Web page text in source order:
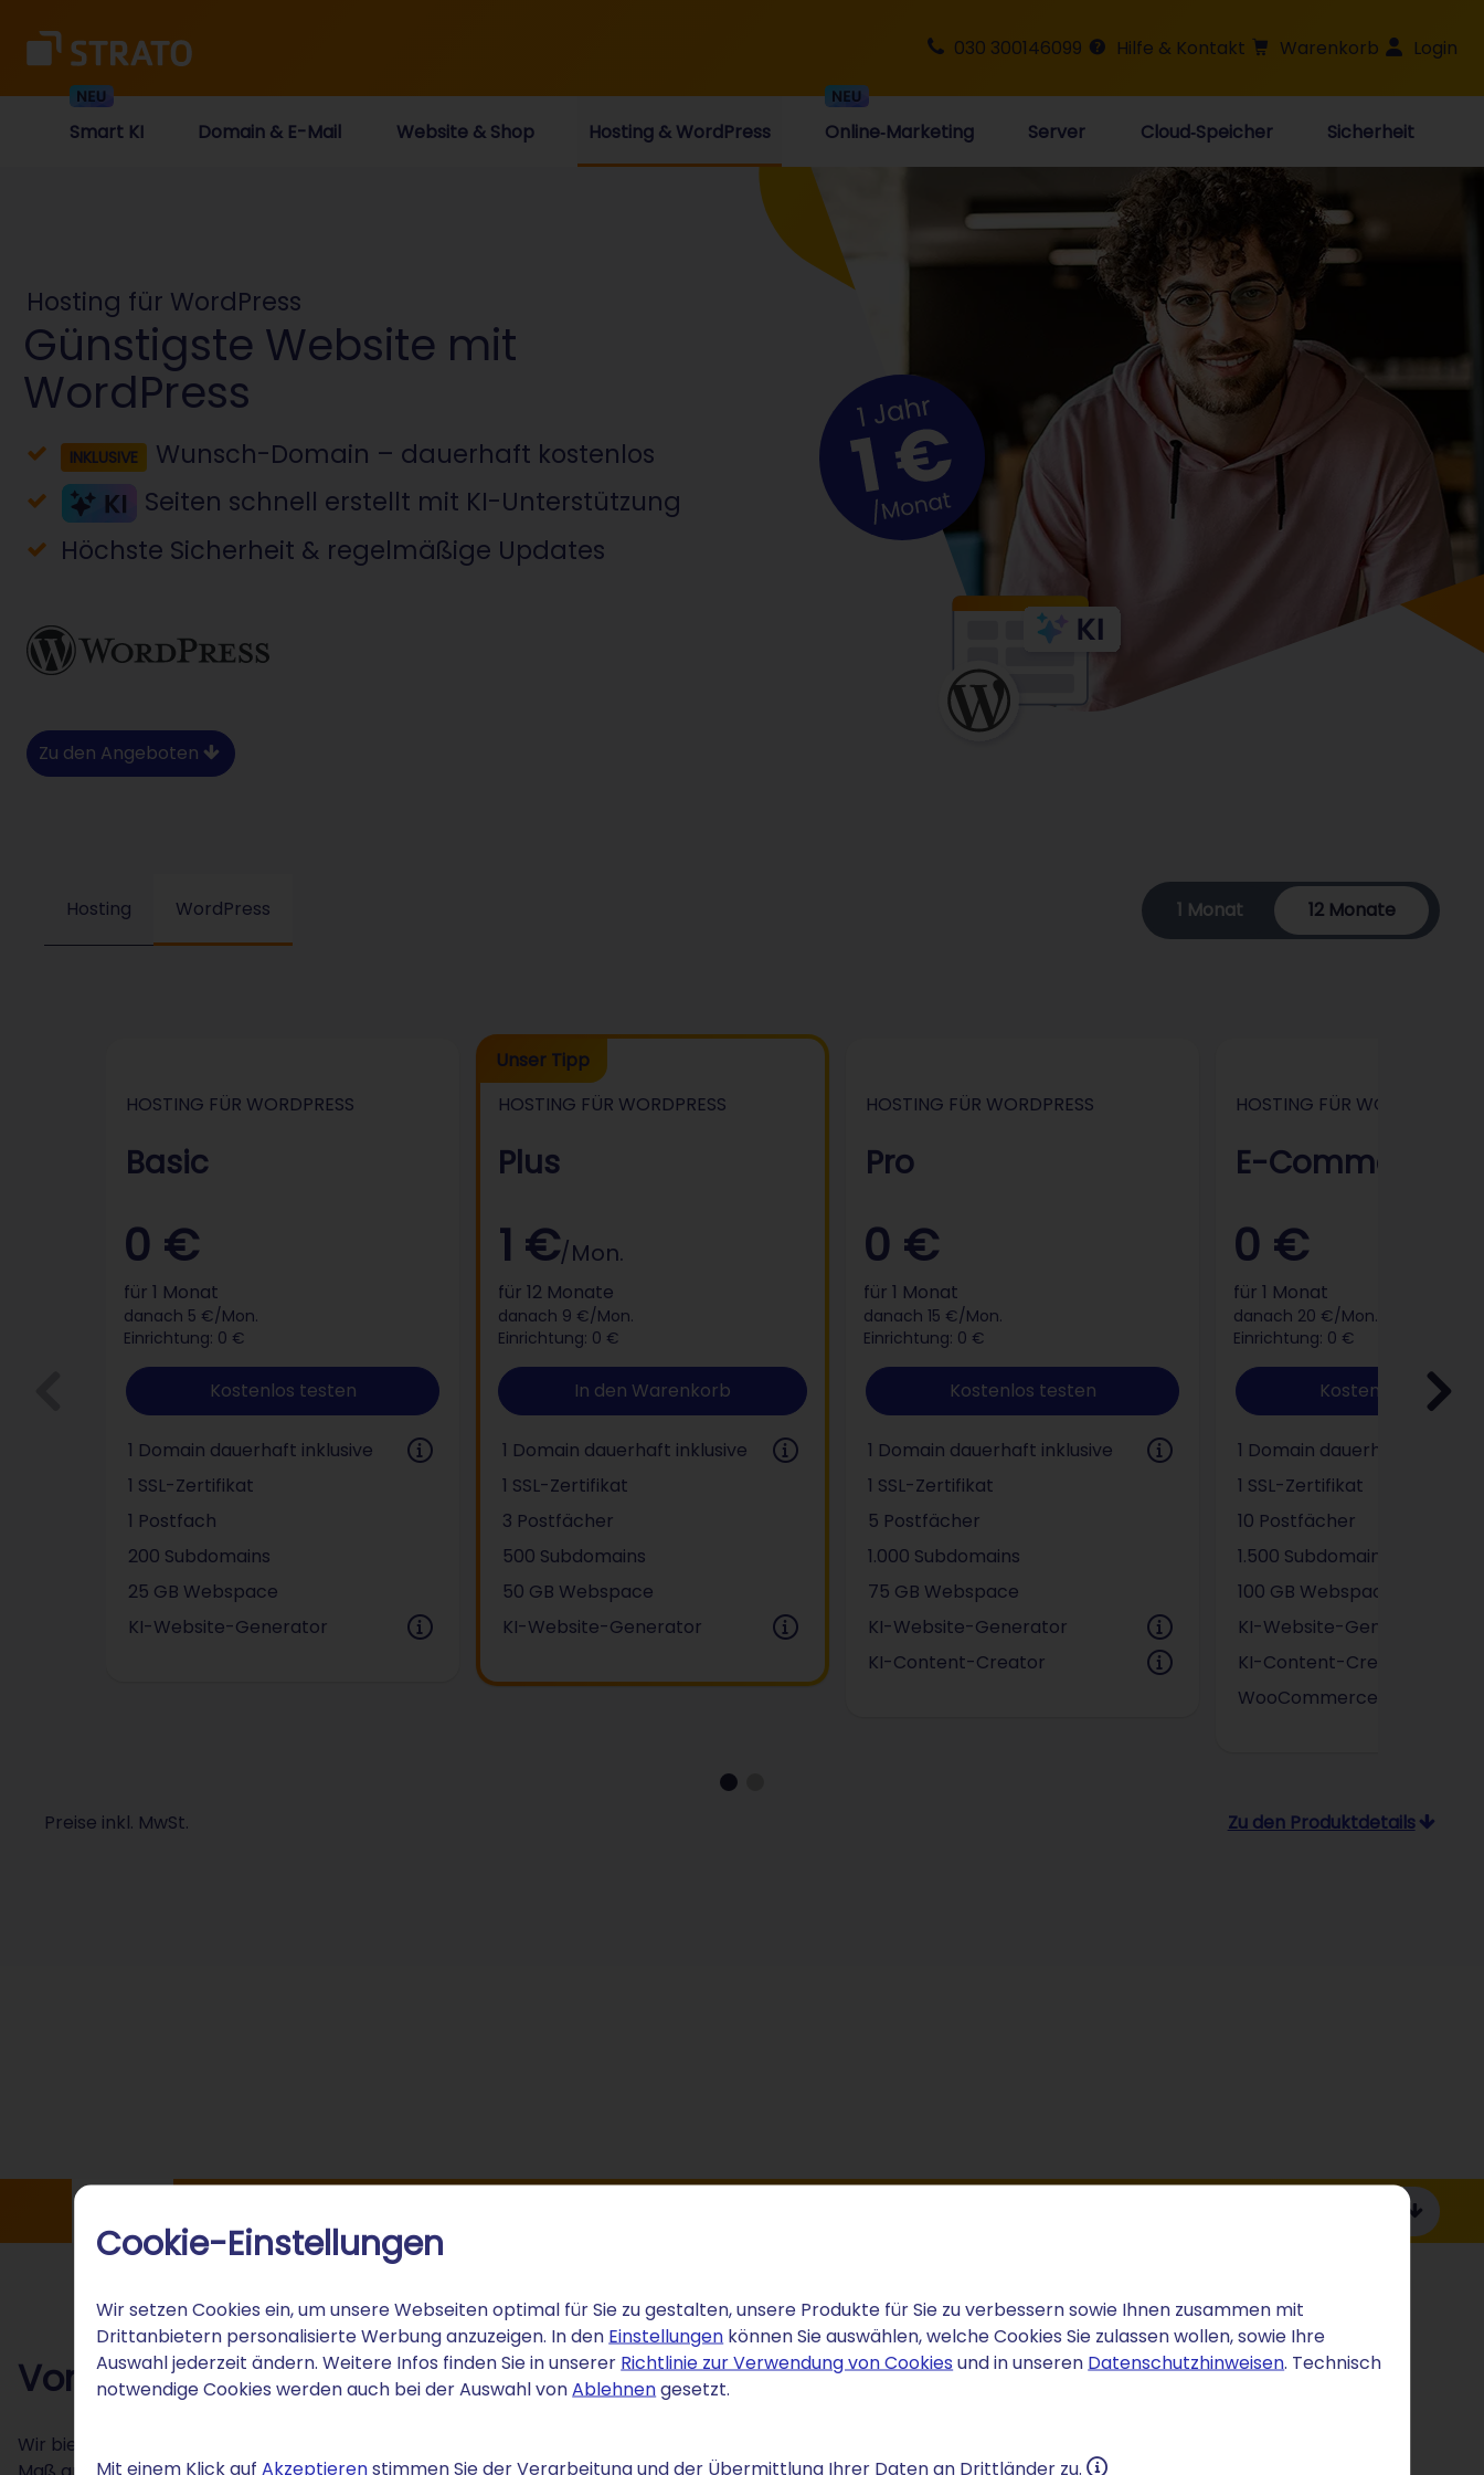
Cookie-Einstellungen
Wir setzen Cookies ein, um unsere Webseiten optimal für Sie zu gestalten, unsere Produkte für Sie zu verbessern sowie Ihnen zusammen mit
Drittanbietern personalisierte Werbung anzuzeigen. In den Einstellungen können Sie auswählen, welche Cookies Sie zulassen wollen, sowie Ihre
Auswahl jederzeit ändern. Weitere Infos finden Sie in unserer Richtlinie zur Verwendung von Cookies und in unseren Datenschutzhinweisen. Technisch
notwendige Cookies werden auch bei der Auswahl vonAblehnengesetzt.
Mit einem Klick aufAkzeptierenstimmen Sie der Verarbeitung und der Übermittlung Ihrer Daten an Drittländer zu.
030 300146099 Hilfe & Kontakt Warenkorb Login
Smart KI Domain & E-Mail Website & Shop Hosting & WordPress Online‑Marketing Server Cloud‑Speicher Sicherheit
Hosting für WordPress
Günstigste Website mit
WordPress
INKLUSIVE
Wunsch-Domain – dauerhaft kostenlos
Seiten schnell erstellt mit KI-Unterstützung
Höchste Sicherheit & regelmäßige Updates
Zu den Angeboten
Hosting WordPress 1 Monat 12 Monate
HOSTING FÜR WORDPRESS Hosting für WordPress
Basic
0 €
für 1 Monat
danach 5 €/Mon.
Einrichtung: 0 €
Kostenlos testen
1 Domain dauerhaft inklusive
1 SSL-Zertifikat
1 Postfach
200 Subdomains
25 GB Webspace
KI-Website-Generator
Unser Tipp
HOSTING FÜR WORDPRESS Hosting für WordPress
Plus
1 €/Mon.
für 12 Monate
danach 9 €/Mon.
Einrichtung: 0 €
In den Warenkorb
1 Domain dauerhaft inklusive
1 SSL-Zertifikat
3 Postfächer
500 Subdomains
50 GB Webspace
KI-Website-Generator
HOSTING FÜR WORDPRESS Hosting für WordPress
Pro
0 €
für 1 Monat
danach 15 €/Mon.
Einrichtung: 0 €
Kostenlos testen
1 Domain dauerhaft inklusive
1 SSL-Zertifikat
5 Postfächer
1.000 Subdomains
75 GB Webspace
KI-Website-Generator
KI-Content-Creator
HOSTING FÜR WORDPRESS
E-Commerce
0 €
für 1 Monat
danach 20 €/Mon.
Einrichtung: 0 €
Kostenlos testen
1 Domain dauerhaft inklusive
1 SSL-Zertifikat
10 Postfächer
1.500 Subdomains
100 GB Webspace
KI-Website-Generator
KI-Content-Creator
WooCommerce Plugin
Preise inkl. MwSt. Zu den Produktdetails
Vorteile
Wir bieten Ihnen Hosting mit WordPress mit komfortabler Verwaltung, schnellen Ladezeiten und einem hohen